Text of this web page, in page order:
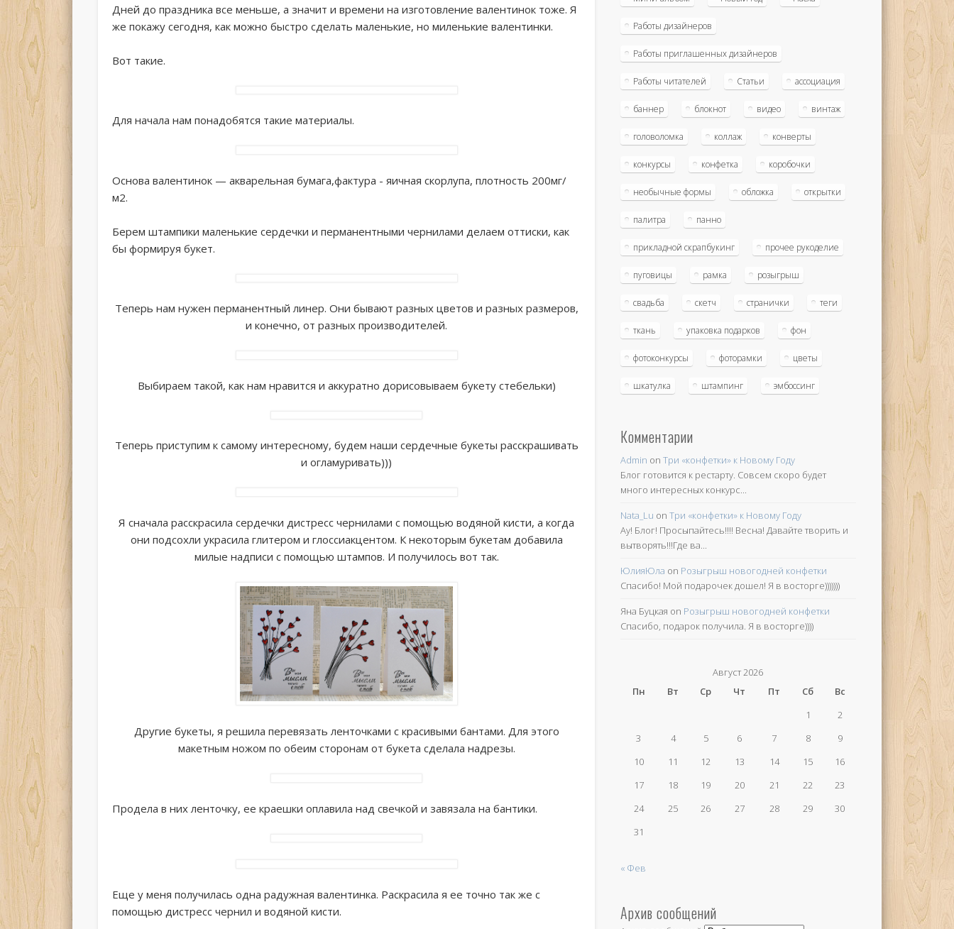
Дней до праздника все меньше, а значит и времени на изготовление валентинок тоже. Я
же покажу сегодня, как можно быстро сделать маленькие, но миленькие валентинки.
Вот такие.
Для начала нампонадобятся такие материалы.
Основа валентинок — акварельная бумага,фактура - яичная скорлупа, плотность 200мг/
м2.
Берем штампики маленькие сердечки и перманентными чернилами делаем оттиски, как
бы формируя букет.
Теперь нам нужен перманентный линер. Они бывают разных цветов и разных размеров,
и конечно, от разных производителей.
Выбираем такой, как нам нравится и аккуратно дорисовываем букету стебельки)
Теперь приступим к самому интересному, будем наши сердечные букеты расскрашивать
и огламуривать)))
Я сначала расскрасила сердечки дистресс чернилами с помощью водяной кисти, а когда
они подсохли украсила глитером и глоссиакцентом. К некоторым букетам добавила
милые надписи с помощью штампов. И получилось вот так.
Другие букеты, я решила перевязать ленточками с красивыми бантами. Для этого
макетным ножом по обеим сторонам от букета сделала надрезы.
Продела в них ленточку, ее краешки оплавила над свечкой и завязала на бантики.
Еще у меня получилась одна радужная валентинка. Раскрасила я ее точно так же с
помощью дистресс чернил и водяной кисти.
Работы дизайнеров
Работы приглашенных дизайнеров
Работы читателей Статьи ассоциация
баннер блокнот видео винтаж
головоломка коллаж конверты
конкурсы конфетка коробочки
необычные формы обложка открытки
палитра панно
прикладной скрапбукинг прочее рукоделие
пуговицы рамка розыгрыш
свадьба скетч странички теги
ткань упаковка подарков фон
фотоконкурсы фоторамки цветы
шкатулка штампинг эмбоссинг
Комментарии
Admin onТри «конфетки» к Новому Году
Блог готовится к рестарту. Совсем скоро будет
много интересных конкурс...
Nata_Lu onТри «конфетки» к Новому Году
Ау! Блог! Просыпайтесь!!!! Весна! Давайте творить и
вытворять!!!Где ва...
ЮлияЮла on Розыгрыш новогодней конфетки
Спасибо! Мой подарочек дошел! Я в восторге)))))))
Яна Буцкая on Розыгрыш новогодней конфетки
Спасибо, подарок получила. Я в восторге))))
Август 2026
Пн
Вт Ср Чт Пт Сб
Вс
1
2
3
4 5 6 7 8
9
10
11 12 13 14 15
16
17
18 19 20 21 22
23
24
25 26 27 28 29
30
31
« Фев
Архив сообщений